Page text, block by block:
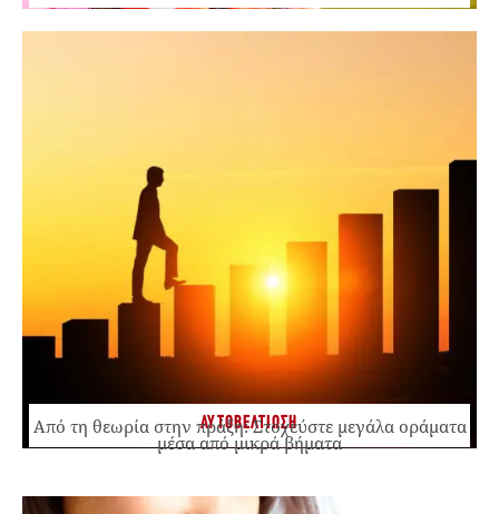
ΑΥΤΟΒΕΛΤΙΩΣΗ
Από τη θεωρία στην πράξη: Στοχεύστε μεγάλα οράματα
μέσα από μικρά βήματα